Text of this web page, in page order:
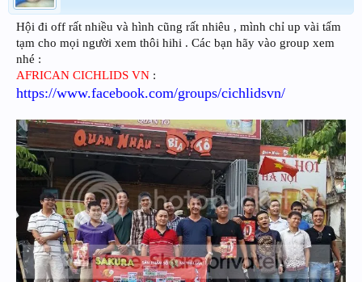
Hội đi off rất nhiều và hình cũng rất nhiêu , mình chỉ up vài tấm
tạm cho mọi người xem thôi hihi . Các bạn hãy vào group xem
nhé :
AFRICAN CICHLIDS VN :
https://www.facebook.com/groups/cichlidsvn/